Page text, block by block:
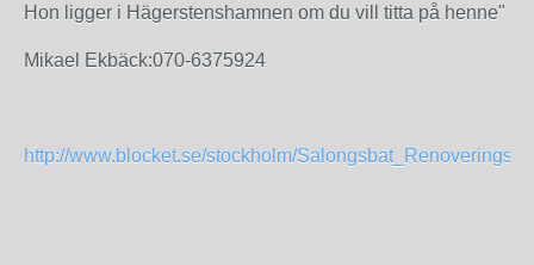
Hon ligger i Hägerstenshamnen om du vill titta på henne"
Mikael Ekbäck:070-6375924
http://www.blocket.se/stockholm/